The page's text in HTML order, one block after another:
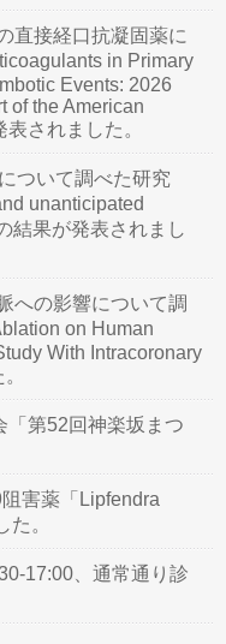
直接経口抗凝固薬に
in Primary
Events: 2026
of the American
されました。
ついて調べた研究
unanticipated
結果が発表されまし
への影響について調
on Human
With Intracoronary
「第52回神楽坂まつ
害薬「Lipfendra
。
17:00、通常通り診